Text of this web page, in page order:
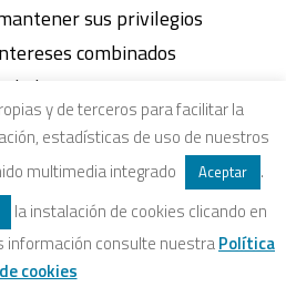
sus privilegios
combinados
para que se mantenga
en número y
cuando la auténtica
la población española está
otros aspectos que son
las personas: el empleo, la
y de terceros para facilitar la
estadísticas de uso de nuestros
multimedia integrado
Aceptar
.
la instalación de cookies clicando en
información consulte nuestraPolítica
de cookies